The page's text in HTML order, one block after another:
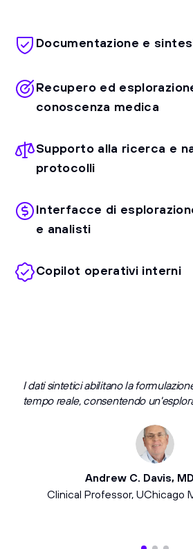
Documentazione e
Recupero ed
conoscenza medica
Supporto alla ricerca e
protocolli
Interfacce di
e analisti
Copilot operativi interni
I dati sintetici abilitano la
tempo reale, consentendo
Andrew C. Davis,
Clinical Professor, UChicago
Riproducendo caratteristiche
clinici, i dati sintetici possono
intelligenti.
I modelli linguistici di grandi
risultati promettenti nel rispondere a
Karan Singhal
Research Scientist, Health